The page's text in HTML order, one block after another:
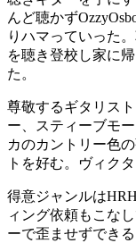
んど聴かず
りハマっていった
を聴き登校し家に
た。
尊敬するギタリス
ー、スティーブモ
カのカントリー色
トを好む。ヴィク
得意ジャンルは
ィング依頼もこな
ーで歪ませずでき